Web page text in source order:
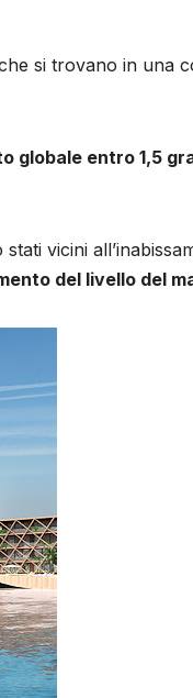
si trovano in una
globale entro 1,5
vicini
del livello del